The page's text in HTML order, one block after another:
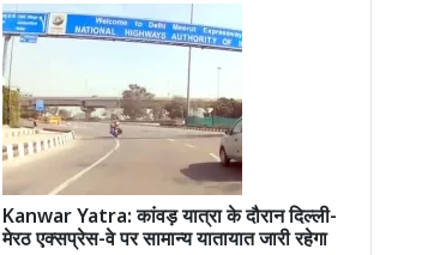
Kanwar Yatra: कांवड़ यात्रा के दौरान दिल्ली-
मेरठ एक्सप्रेस-वे पर सामान्य यातायात जारी रहेगा